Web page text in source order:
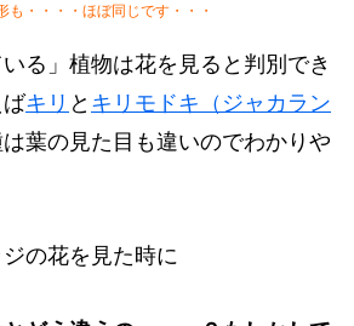
も・・・・ほぼ同じです・・・
る」植物は花を見ると判別でき
キリ と キリモドキ（ジャカラン
葉の見た目も違いのでわかりや
の花を見た時に